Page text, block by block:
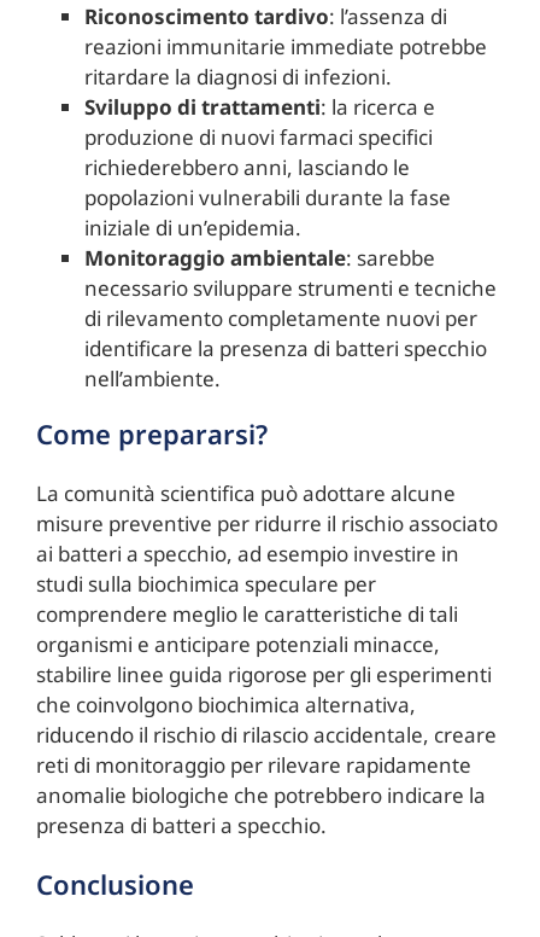
Riconoscimento tardivo: l’assenza di
reazioni immunitarie immediate potrebbe
ritardare la diagnosi di infezioni.
Sviluppo di trattamenti: la ricerca e
produzione di nuovi farmaci specifici
richiederebbero anni, lasciando le
popolazioni vulnerabili durante la fase
iniziale di un’epidemia.
Monitoraggio ambientale: sarebbe
necessario sviluppare strumenti e tecniche
di rilevamento completamente nuovi per
identificare la presenza di batteri specchio
nell’ambiente.
Come prepararsi?
La comunità scientifica può adottare alcune
misure preventive per ridurre il rischio associato
ai batteri a specchio, ad esempio investire in
studi sulla biochimica speculare per
comprendere meglio le caratteristiche di tali
organismi e anticipare potenziali minacce,
stabilire linee guida rigorose per gli esperimenti
che coinvolgono biochimica alternativa,
riducendo il rischio di rilascio accidentale, creare
reti di monitoraggio per rilevare rapidamente
anomalie biologiche che potrebbero indicare la
presenza di batteri a specchio.
Conclusione